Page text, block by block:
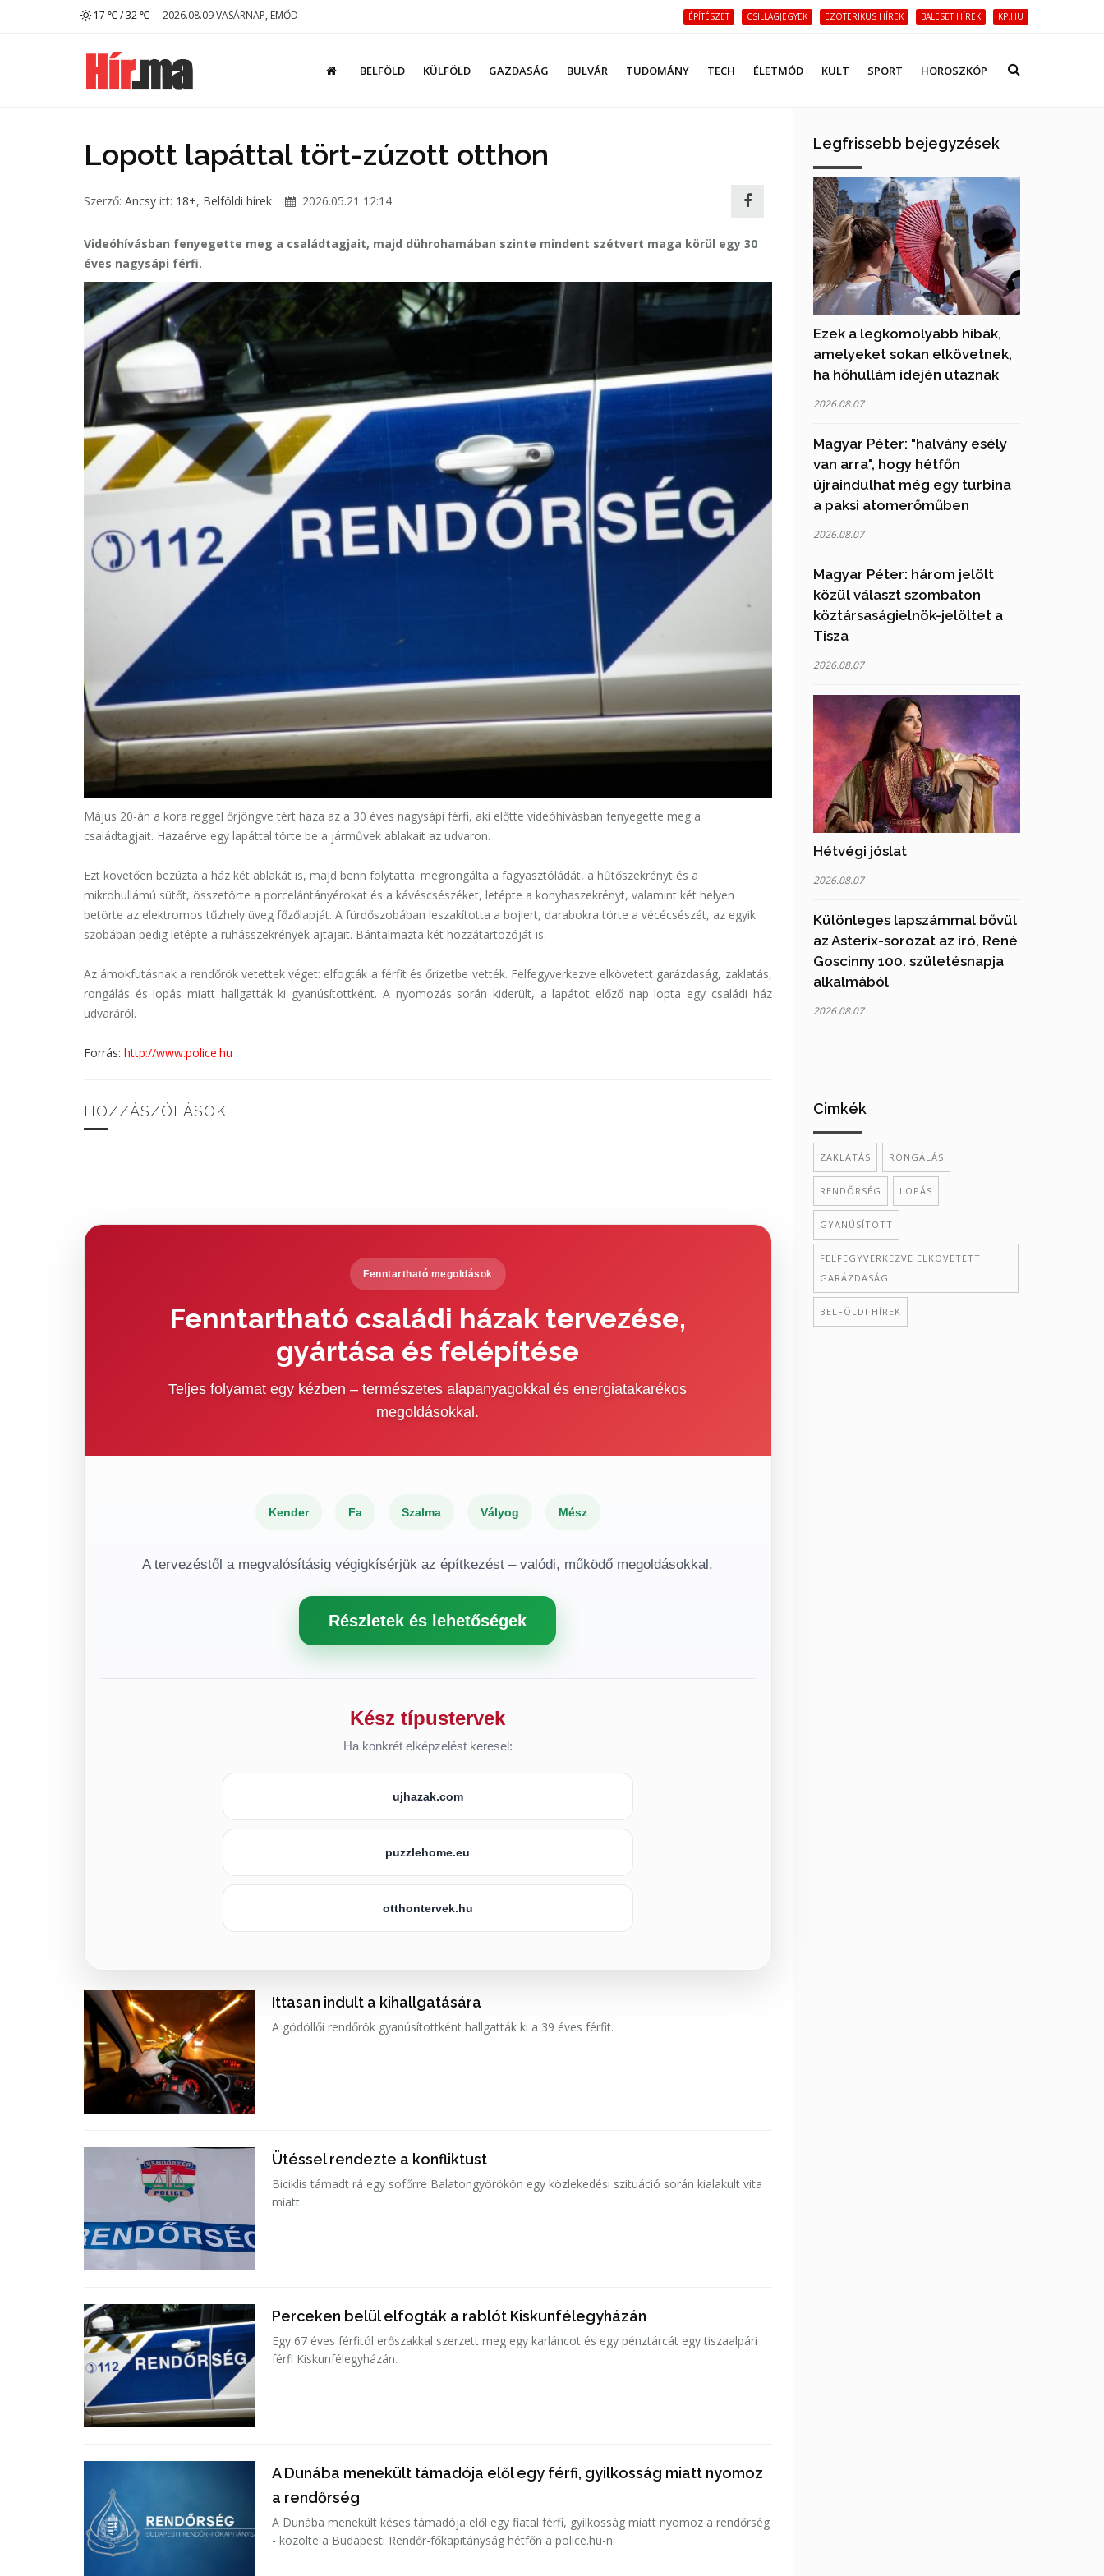
17 ℃ / 32 ℃ 2026.08.09 VASÁRNAP, EMŐD ÉPÍTÉSZET CSILLAGJEGYEK EZOTERIKUS HÍREK BALESET HÍREK KP.HU
BELFÖLD KÜLFÖLD GAZDASÁG BULVÁR TUDOMÁNY TECH ÉLETMÓD KULT SPORT HOROSZKÓP
Lopott lapáttal tört-zúzott otthon
Szerző: Ancsy itt: 18+, Belföldi hírek 2026.05.21 12:14
Videóhívásban fenyegette meg a családtagjait, majd dührohamában szinte mindent szétvert maga körül egy 30
éves nagysápi férfi.
Május 20-án a kora reggel őrjöngve tért haza az a 30 éves nagysápi férfi, aki előtte videóhívásban fenyegette meg a
családtagjait. Hazaérve egy lapáttal törte be a járművek ablakait az udvaron.
Ezt követően bezúzta a ház két ablakát is, majd benn folytatta: megrongálta a fagyasztóládát, a hűtőszekrényt és a
mikrohullámú sütőt, összetörte a porcelántányérokat és a kávéscsészéket, letépte a konyhaszekrényt, valamint két helyen
betörte az elektromos tűzhely üveg főzőlapját. A fürdőszobában leszakította a bojlert, darabokra törte a vécécsészét, az egyik
szobában pedig letépte a ruhásszekrények ajtajait. Bántalmazta két hozzátartozóját is.
Az ámokfutásnak a rendőrök vetettek véget: elfogták a férfit és őrizetbe vették. Felfegyverkezve elkövetett garázdaság, zaklatás,
rongálás és lopás miatt hallgatták ki gyanúsítottként. A nyomozás során kiderült, a lapátot előző nap lopta egy családi ház
udvaráról.
Forrás: http://www.police.hu
HOZZÁSZÓLÁSOK
Fenntartható megoldások
Fenntartható családi házak tervezése,
gyártása és felépítése
Teljes folyamat egy kézben – természetes alapanyagokkal és energiatakarékos
megoldásokkal.
Kender Fa Szalma Vályog Mész
A tervezéstől a megvalósításig végigkísérjük az építkezést – valódi, működő megoldásokkal.
Részletek és lehetőségek
Kész típustervek
Ha konkrét elképzelést keresel:
ujhazak.com
puzzlehome.eu
otthontervek.hu
Ittasan indult a kihallgatására
A gödöllői rendőrök gyanúsítottként hallgatták ki a 39 éves férfit.
Ütéssel rendezte a konfliktust
Biciklis támadt rá egy sofőrre Balatongyörökön egy közlekedési szituáció során kialakult vita
miatt.
Perceken belül elfogták a rablót Kiskunfélegyházán
Egy 67 éves férfitól erőszakkal szerzett meg egy karláncot és egy pénztárcát egy tiszaalpári
férfi Kiskunfélegyházán.
A Dunába menekült támadója elől egy férfi, gyilkosság miatt nyomoz
a rendőrség
A Dunába menekült késes támadója elől egy fiatal férfi, gyilkosság miatt nyomoz a rendőrség
- közölte a Budapesti Rendőr-főkapitányság hétfőn a police.hu-n.
Legfrissebb bejegyzések
Ezek a legkomolyabb hibák,
amelyeket sokan elkövetnek,
ha hőhullám idején utaznak
2026.08.07
Magyar Péter: "halvány esély
van arra", hogy hétfőn
újraindulhat még egy turbina
a paksi atomerőműben
2026.08.07
Magyar Péter: három jelölt
közül választ szombaton
köztársaságielnök-jelöltet a
Tisza
2026.08.07
Hétvégi jóslat
2026.08.07
Különleges lapszámmal bővül
az Asterix-sorozat az író, René
Goscinny 100. születésnapja
alkalmából
2026.08.07
Cimkék
ZAKLATÁS RONGÁLÁS
RENDŐRSÉG LOPÁS
GYANÚSÍTOTT
FELFEGYVERKEZVE ELKÖVETETT
GARÁZDASÁG
BELFÖLDI HÍREK